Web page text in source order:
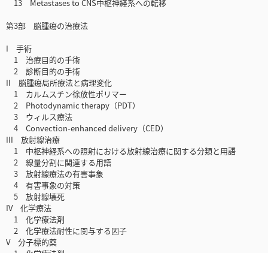
13 Metastases to CNS中枢神経系への転移
第3部 脳腫瘍の治療法
I 手術
1 治療目的の手術
2 診断目的の手術
II 脳腫瘍局所療法と病理変化
1 カルムスチン徐放性ポリマー
2 Photodynamic therapy（PDT）
3 ウィルス療法
4 Convection-enhanced delivery（CED）
III 放射線治療
1 中枢神経系への照射における放射線治療に関する分類と用語
2 線量分割に関連する用語
3 放射線療法の有害事象
4 有害事象の対策
5 放射線壊死
IV 化学療法
1 化学療法剤
2 化学療法耐性に関与する因子
V 分子標的薬